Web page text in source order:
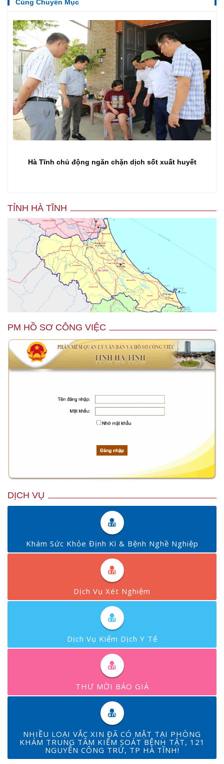
Cùng Chuyên Mục
Triển khai khám, sàng lọc tăng huyết áp, đái tháo đường
TỈNH HÀ TĨNH
PM HỒ SƠ CÔNG VIỆC
DỊCH VỤ
Khám Sức Khỏe Định Kì & Bệnh Nghề Nghiệp
Dịch Vụ Xét Nghiệm
Dịch Vụ Kiểm Dịch Y Tế
THƯ MỜI BÁO GIÁ
NHIỀU LOẠI VẮC XIN ĐÃ CÓ MẶT TẠI PHÒNG
KHÁM TRUNG TÂM KIỂM SOÁT BỆNH TẬT, 121
NGUYỄN CÔNG TRỨ, TP HÀ TĨNH!